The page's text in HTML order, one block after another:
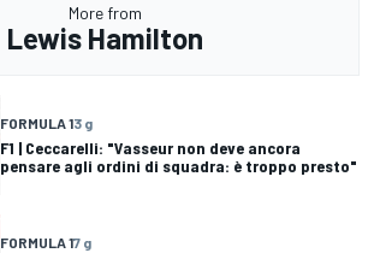
More from
Lewis Hamilton
FORMULA 13 g
F1 | Ceccarelli: "Vasseur non deve ancora
pensare agli ordini di squadra: è troppo presto"
FORMULA 17 g